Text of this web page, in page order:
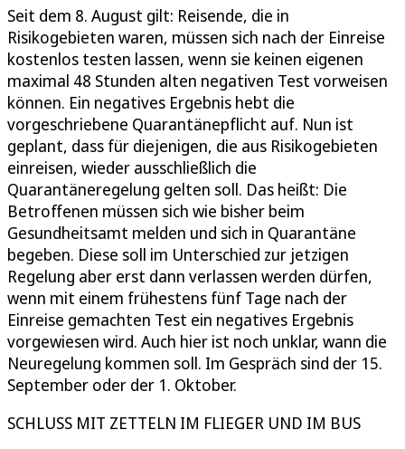
Seit dem 8. August gilt: Reisende, die in
Risikogebieten waren, müssen sich nach der Einreise
kostenlos testen lassen, wenn sie keinen eigenen
maximal 48 Stunden alten negativen Test vorweisen
können. Ein negatives Ergebnis hebt die
vorgeschriebene Quarantänepflicht auf. Nun ist
geplant, dass für diejenigen, die aus Risikogebieten
einreisen, wieder ausschließlich die
Quarantäneregelung gelten soll. Das heißt: Die
Betroffenen müssen sich wie bisher beim
Gesundheitsamt melden und sich in Quarantäne
begeben. Diese soll im Unterschied zur jetzigen
Regelung aber erst dann verlassen werden dürfen,
wenn mit einem frühestens fünf Tage nach der
Einreise gemachten Test ein negatives Ergebnis
vorgewiesen wird. Auch hier ist noch unklar, wann die
Neuregelung kommen soll. Im Gespräch sind der 15.
September oder der 1. Oktober.
SCHLUSS MIT ZETTELN IM FLIEGER UND IM BUS